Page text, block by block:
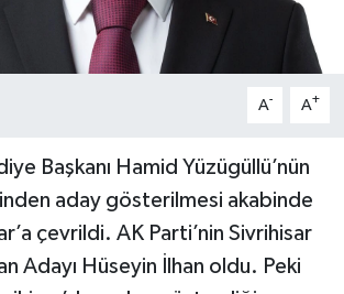
A- A+
Başkanı Hamid Yüzügüllü’nün
aday gösterilmesi akabinde
çevrildi. AK Parti’nin Sivrihisar
Adayı Hüseyin İlhan oldu. Peki